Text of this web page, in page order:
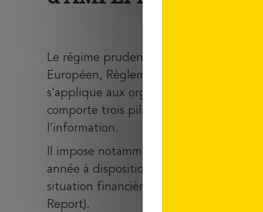
Le régime prudentiel Solvabilité 2
Européen, Règlement Délégué 2015/35
s’applique aux organismes d’assurance
comporte trois piliers, dont le troisième
l’information.
Il impose notamment aux organismes
année à disposition du public un
situation financière, dénommé SFCR
Report).